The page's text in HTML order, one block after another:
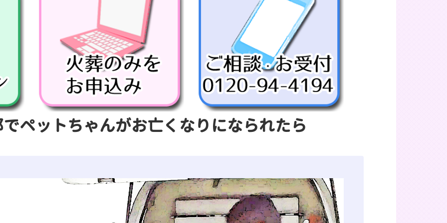
ペットちゃんがお亡くなりになられたら